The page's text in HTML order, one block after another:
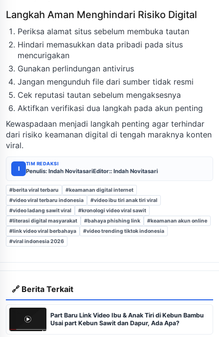
Langkah Aman Menghindari Risiko Digital
Periksa alamat situs sebelum membuka tautan
Hindari memasukkan data pribadi pada situs
mencurigakan
Gunakan perlindungan antivirus
Jangan mengunduh file dari sumber tidak resmi
Cek reputasi tautan sebelum mengaksesnya
Aktifkan verifikasi dua langkah pada akun penting
Kewaspadaan menjadi langkah penting agar terhindar
dari risiko keamanan digital di tengah maraknya konten
viral.
I
TIM REDAKSI
Penulis: Indah NovitasariEditor:: Indah Novitasari
#berita viral terbaru
#keamanan digital internet
#video viral terbaru indonesia
#video ibu tiri anak tiri viral
#video ladang sawit viral
#kronologi video viral sawit
#literasi digital masyarakat
#bahaya phishing link
#keamanan akun online
#link video viral berbahaya
#video trending tiktok indonesia
#viral indonesia 2026
🔗 Berita Terkait
Part Baru Link Video Ibu & Anak Tiri di Kebun Bambu
Usai part Kebun Sawit dan Dapur, Ada Apa?